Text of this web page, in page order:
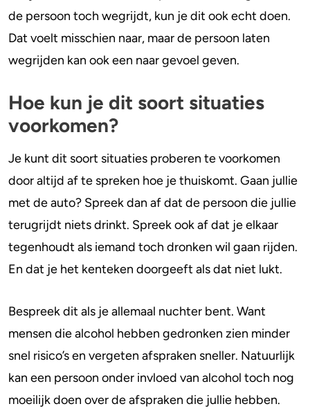
de persoon toch wegrijdt, kun je dit ook echt doen.
Dat voelt misschien naar, maar de persoon laten
wegrijden kan ook een naar gevoel geven.
Hoe kun je dit soort situaties
voorkomen?
Je kunt dit soort situaties proberen te voorkomen
door altijd af te spreken hoe je thuiskomt. Gaan jullie
met de auto? Spreek dan af dat de persoon die jullie
terugrijdt niets drinkt. Spreek ook af dat je elkaar
tegenhoudt als iemand toch dronken wil gaan rijden.
En dat je het kenteken doorgeeft als dat niet lukt.
Bespreek dit als je allemaal nuchter bent. Want
mensen die alcohol hebben gedronken zien minder
snel risico’s en vergeten afspraken sneller. Natuurlijk
kan een persoon onder invloed van alcohol toch nog
moeilijk doen over de afspraken die jullie hebben.